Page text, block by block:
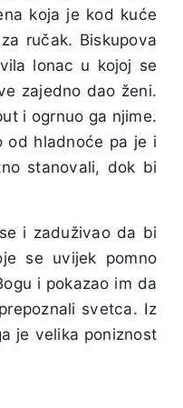
koja je kod kuće
ručak. Biskupova
lonac u kojoj se
zajedno dao ženi.
i ogrnuo ga njime.
od hladnoće pa je i
stanovali, dok bi
i zaduživao da bi
se uvijek pomno
i pokazao im da
svetca. Iz
je velika poniznost